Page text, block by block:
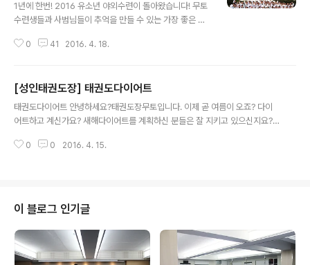
1년에 한번! 2016 유소년 야외수련이 돌아왔습니다! 무토
수련생들과 사범님들이 추억을 만들 수 있는 가장 좋은 기
외수련 안내 일시 : 5/07(토) 10:00AM~12:30PM 장소
장 무토 이승환 참가비 : 1만원 접수방법 : 블로그 댓글 후
참가비 납부(문자,전화등록 안됨) 예) 김정희 신청합니다.
문의사항 : 1544-9196 ---------------------------
---------------------- [MOOTO Taekw..
0 41 2016. 4. 18.
[성인태권도장] 태권도다이어트
태권도다이어트 안녕하세요?태권도장무토입니다. 이제 곧 여름이 오죠? 다이
어트하고 계신가요? 새해다이어트를 계획하신 분들은 잘 지키고 있으신지요?
도.다.이.어.트!! 태권도 안에서 많은 종목들이 있습니다. 품새, 겨루기, 호신술 등
칼로리 소모량은 1시간에 720kcal!! 30분 이상 자전거 타거나 수영을 할 떄 3
50kcal에 비교하면 엄청난 칼로리 소모량이죠?! 태권도를 지속적으로 하면 정
말 여름이..
0 0 2016. 4. 15.
이 블로그 인기글